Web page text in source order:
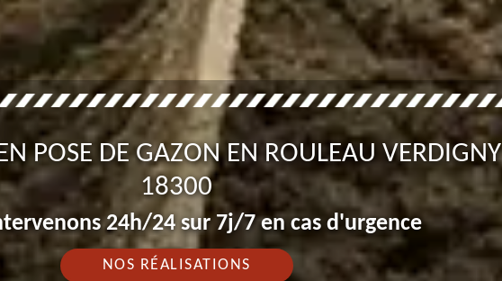
POSE DE GAZON EN ROULEAU VERDIGNY
18300
24h/24 sur 7j/7 en cas d'urgence
NOS RÉALISATIONS